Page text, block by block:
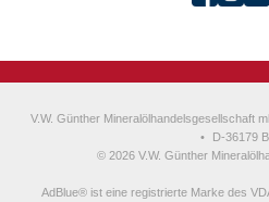
V.W. Günther Mineralölhandelsgesellschaft
•
D-36179
© 2026 V.W. Günther
AdBlue® ist eine registrierte Marke des